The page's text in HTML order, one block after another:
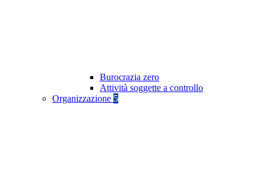
Burocrazia zero
Attività soggette a controllo
Organizzazione 5